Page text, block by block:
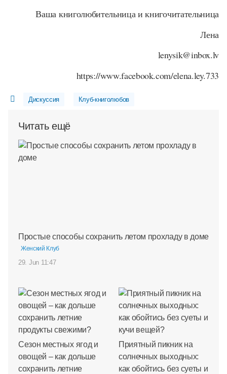
Ваша книголюбительница и книгочитательница
Лена
lenysik@inbox.lv
https://www.facebook.com/elena.ley.733
Дискуссия Клуб-книголюбов
Читать ещё
Простые способы сохранить летом прохладу в доме
Женский Клуб
29. Jun 11:47
Сезон местных ягод и
овощей – как дольше
сохранить летние
Приятный пикник на
солнечных выходных:
как обойтись без суеты и